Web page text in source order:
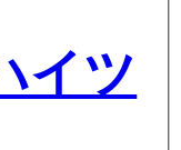
イツ